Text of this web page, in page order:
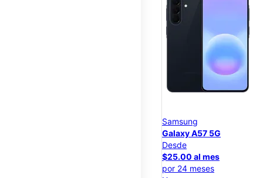
Samsung
Galaxy A57 5G
Desde
$25.00 al mes
por 24 meses